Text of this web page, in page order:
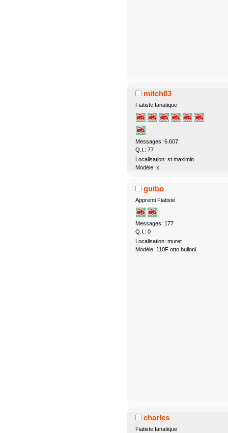
mitch83
Fiatiste fanatique
Messages: 6.607
Q.I.: 77
Localisation: st maximin
Modèle: x
guibo
Apprenti Fiatiste
Messages: 177
Q.I.: 0
Localisation: muret
Modèle: 110F otto bulloni
charles
Fiatiste fanatique